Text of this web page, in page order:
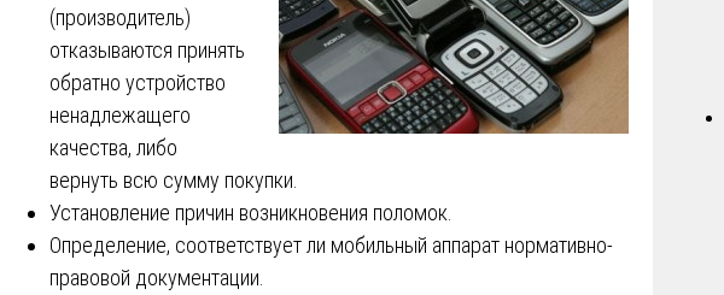
(производитель)
отказываются принять
обратно устройство
ненадлежащего
качества, либо
вернуть всю сумму покупки.
Установление причин возникновения поломок.
Определение, соответствует ли мобильный аппарат нормативно-
правовой документации.